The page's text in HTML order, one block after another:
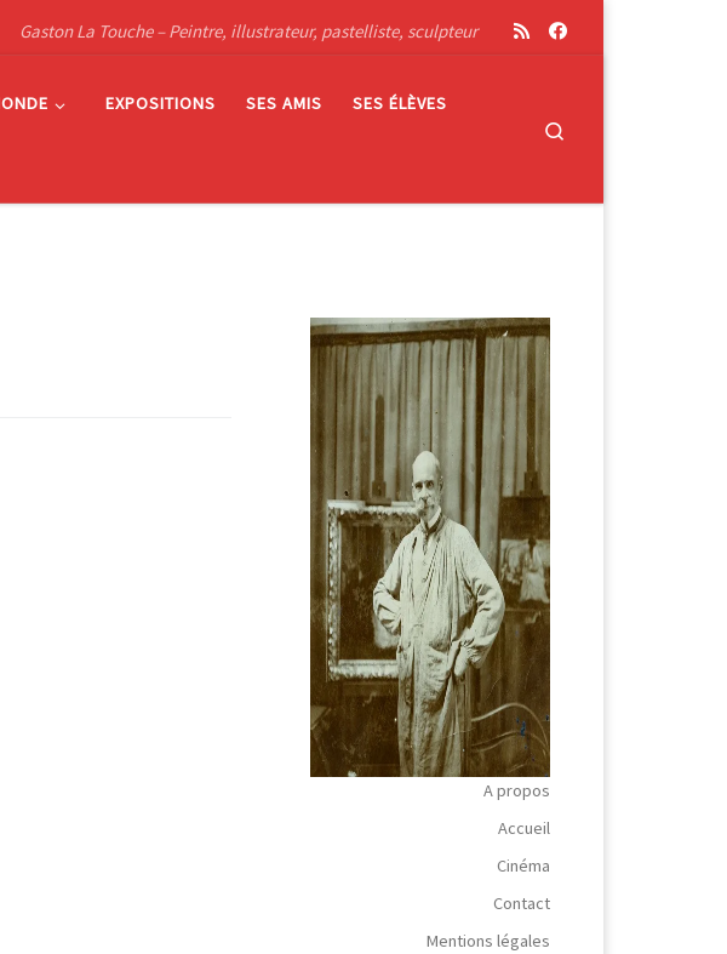
Gaston La Touche – Peintre, illustrateur, pastelliste, sculpteur
EXPOSITIONS SES AMIS SES ÉLÈVES
A propos
Accueil
Cinéma
Contact
Mentions légales